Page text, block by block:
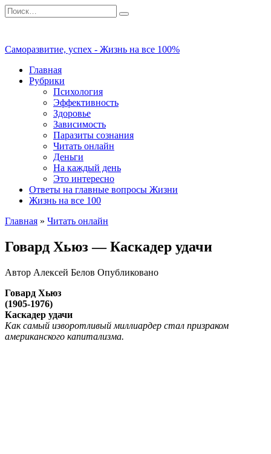
Перейти
к
Search
for:
Саморазвитие, успех - Жизнь на все 100%
Главная
Рубрики
Психология
Эффективность
Здоровье
Зависимость
Паразиты сознания
Читать онлайн
Деньги
На каждый день
Это интересно
Ответы на главные вопросы Жизни
Жизнь на все 100
Главная » Читать онлайн
Говард Хьюз — Каскадер удачи
Автор Алексей Белов Опубликовано
Говард Хьюз
(1905-1976)
Каскадер удачи
Как самый изворотливый миллиардер стал призраком
американского капитализма.